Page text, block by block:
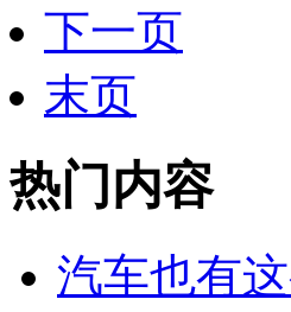
下一页
末页
热门内容
汽车也有